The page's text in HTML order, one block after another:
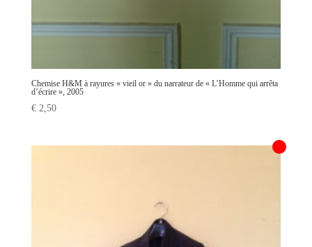
Chemise H&M à rayures « vieil or » du narrateur de « L’Homme qui arrêta
d’écrire », 2005
€2,50